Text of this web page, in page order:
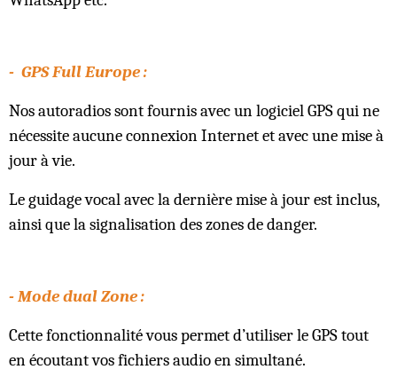
- GPS Full Europe :
Nos autoradios sont fournis avec un logiciel GPS qui ne
nécessite aucune connexion Internet et avec une mise à
jour à vie.
Le guidage vocal avec la dernière mise à jour est inclus,
ainsi que la signalisation des zones de danger.
- Mode dual Zone :
Cette fonctionnalité vous permet d’utiliser le GPS tout
en écoutant vos fichiers audio en simultané.